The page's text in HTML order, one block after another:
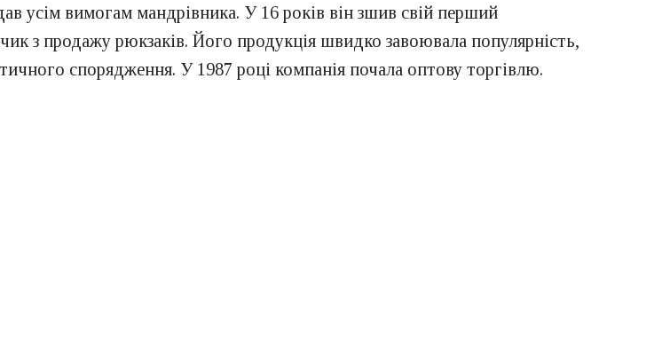
усім вимогам мандрівника. У 16 років він зшив свій перший
з продажу рюкзаків. Його продукція швидко завоювала популярність,
спорядження. У 1987 році компанія почала оптову торгівлю.